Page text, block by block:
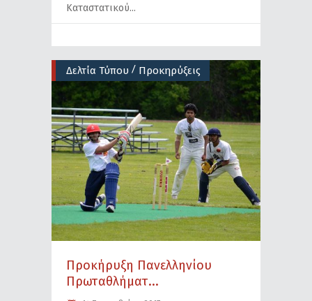
Καταστατικού
Δελτία Τύπου / Προκηρύξεις
Προκήρυξη Πανελληνίου
Πρωταθλήματ...